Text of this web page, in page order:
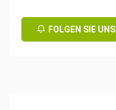
FOLGEN SIE UNS